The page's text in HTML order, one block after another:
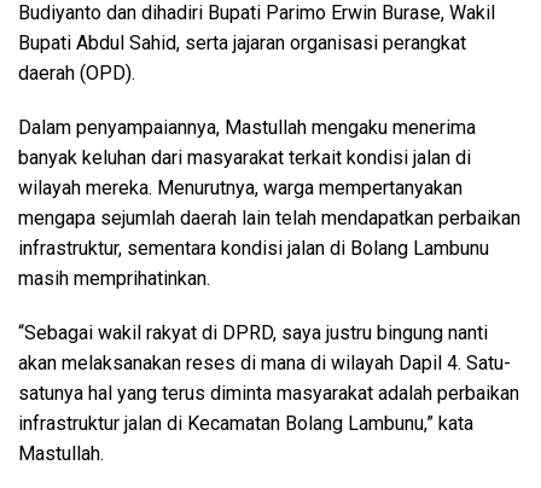
Budiyanto dan dihadiri Bupati Parimo Erwin Burase, Wakil
Bupati Abdul Sahid, serta jajaran organisasi perangkat
daerah (OPD).
Dalam penyampaiannya, Mastullah mengaku menerima
banyak keluhan dari masyarakat terkait kondisi jalan di
wilayah mereka. Menurutnya, warga mempertanyakan
mengapa sejumlah daerah lain telah mendapatkan perbaikan
infrastruktur, sementara kondisi jalan di Bolang Lambunu
masih memprihatinkan.
“Sebagai wakil rakyat di DPRD, saya justru bingung nanti
akan melaksanakan reses di mana di wilayah Dapil 4. Satu-
satunya hal yang terus diminta masyarakat adalah perbaikan
infrastruktur jalan di Kecamatan Bolang Lambunu,” kata
Mastullah.